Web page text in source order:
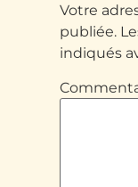
Votre
publiée.
indiqués